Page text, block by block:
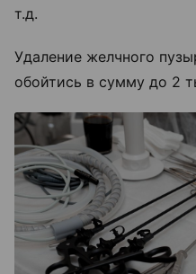
т.д.
Удаление желчного
обойтись в сумму до 2